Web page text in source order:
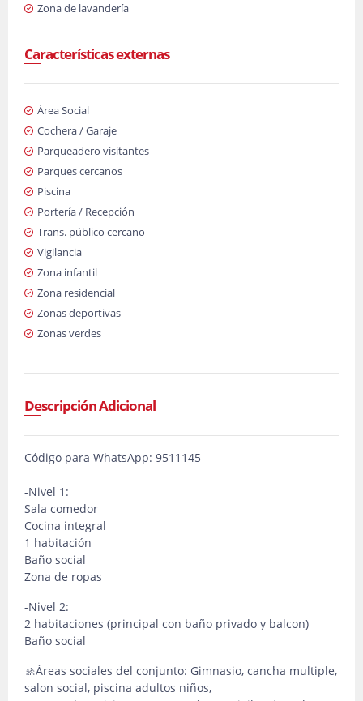
Zona de lavandería
Características externas
Área Social
Cochera / Garaje
Parqueadero visitantes
Parques cercanos
Piscina
Portería / Recepción
Trans. público cercano
Vigilancia
Zona infantil
Zona residencial
Zonas deportivas
Zonas verdes
Descripción Adicional
Código para WhatsApp: 9511145
-Nivel 1:
Sala comedor
Cocina integral
1 habitación
Baño social
Zona de ropas
-Nivel 2:
2 habitaciones (principal con baño privado y balcon)
Baño social
🚸Áreas sociales del conjunto: Gimnasio, cancha multiple,
salon social, piscina adultos niños,